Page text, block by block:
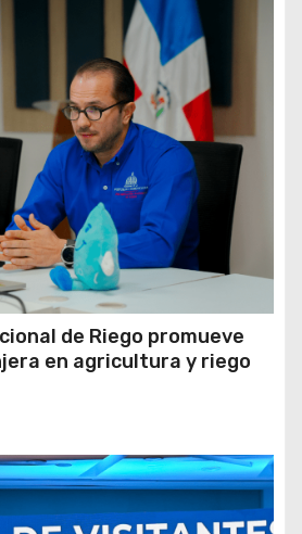
de Riego promueve
en agricultura y riego